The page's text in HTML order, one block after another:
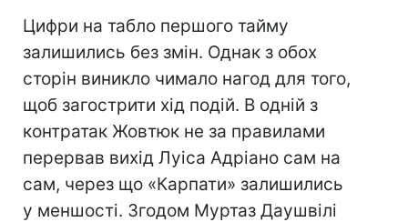
Цифри на табло першого тайму
залишились без змін. Однак з обох
сторін виникло чимало нагод для того,
щоб загострити хід подій. В одній з
контратак Жовтюк не за правилами
перервав вихід Луіса Адріано сам на
сам, через що «Карпати» залишились
у меншості. Згодом Муртаз Даушвілі